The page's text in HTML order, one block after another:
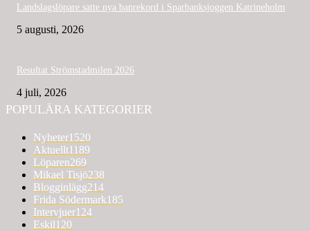
Landslagslöpare satte nya banrekord i Sparbanksjoggen Katrineholm
5 augusti, 2026
Resultat Strömstadmilen 2026
4 juli, 2026
POPULÄRA KATEGORIER
Nyheter1520
Aktuellt1189
Löparen269
Mikael Tisjö238
Blogginlägg214
Frida Södermark185
Intervjuer124
Eskil120